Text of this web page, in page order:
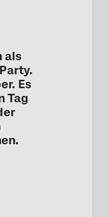
als
Es
Tag